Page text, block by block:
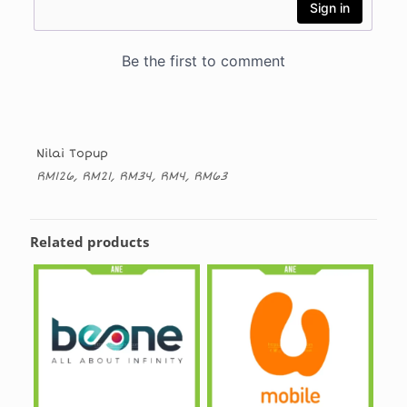
Nilai Topup
RM126, RM21, RM34, RM4, RM63
Related products